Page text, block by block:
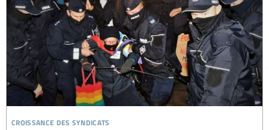
croissance des syndicats